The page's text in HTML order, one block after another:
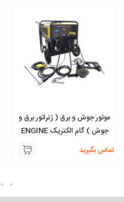
موتور جوش و برق ( ژنراتور برق و
جوش ) گام الکتریک ENGINE
WELDER 180 PROتماس بگیرید